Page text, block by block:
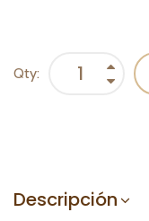
Qty:
Descripción